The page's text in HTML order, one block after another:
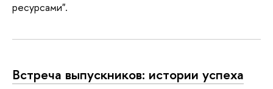
ресурсами".
Встреча выпускников: истории успеха